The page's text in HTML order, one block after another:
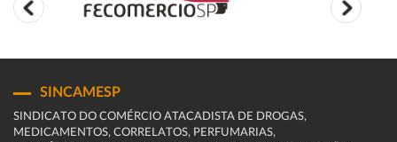
SINCAMESP
SINDICATO DO COMÉRCIO ATACADISTA DE DROGAS,
MEDICAMENTOS, CORRELATOS, PERFUMARIAS,